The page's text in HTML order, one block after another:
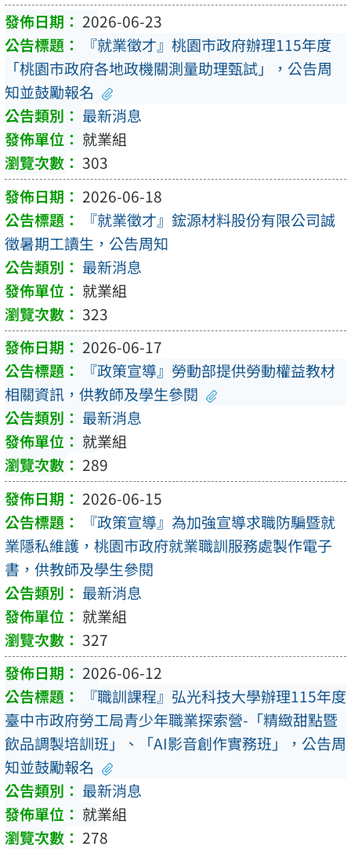
2026-06-23
『就業徵才』桃園市政府辦理115年度
「桃園市政府各地政機關測量助理甄試」，公告周
知並鼓勵報名
最新消息
就業組
303
2026-06-18
『就業徵才』鋐源材料股份有限公司誠
徵暑期工讀生，公告周知
最新消息
就業組
323
2026-06-17
『政策宣導』勞動部提供勞動權益教材
相關資訊，供教師及學生參閱
最新消息
就業組
289
2026-06-15
『政策宣導』為加強宣導求職防騙暨就
業隱私維護，桃園市政府就業職訓服務處製作電子
書，供教師及學生參閱
最新消息
就業組
327
2026-06-12
『職訓課程』弘光科技大學辦理115年度
臺中市政府勞工局青少年職業探索營-「精緻甜點暨
飲品調製培訓班」、「AI影音創作實務班」，公告周
知並鼓勵報名
最新消息
就業組
278